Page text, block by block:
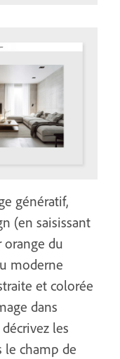
génératif,
(en saisissant
du
moderne
et colorée
dans
les
le champ de